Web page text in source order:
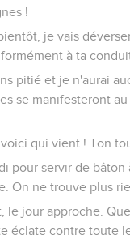
!
je vais
à ta
pitié et je n'aurai
se manifesteront
qui vient ! Ton
pour servir de
On ne trouve plus
le jour approche.
éclate contre toute